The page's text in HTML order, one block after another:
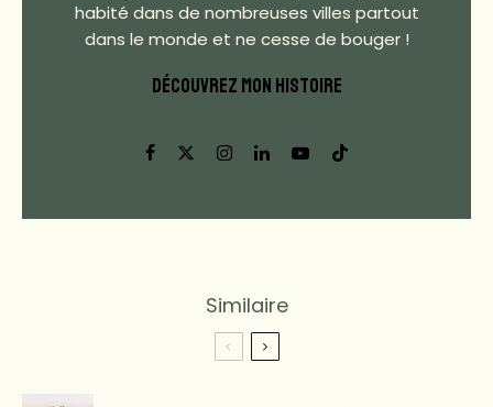
habité dans de nombreuses villes partout
dans le monde et ne cesse de bouger !
DÉCOUVREZ MON HISTOIRE
Similaire